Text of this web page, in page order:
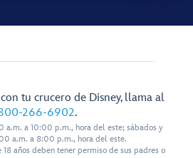
tu crucero de Disney, llama al
266-6902.
a.m. a 10:00 p.m., hora del este; sábados y
a.m. a 8:00 p.m., hora del este.
18 años deben tener permiso de sus padres o